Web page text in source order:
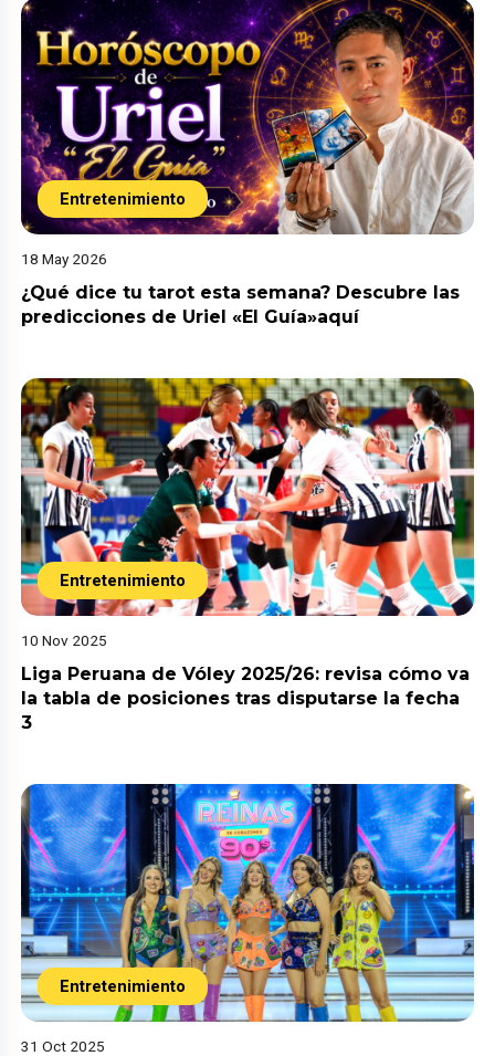
Entretenimiento
18 May 2026
¿Qué dice tu tarot esta semana? Descubre las
predicciones de Uriel «El Guía»aquí
Entretenimiento
10 Nov 2025
Liga Peruana de Vóley 2025/26: revisa cómo va
la tabla de posiciones tras disputarse la fecha
3
Entretenimiento
31 Oct 2025